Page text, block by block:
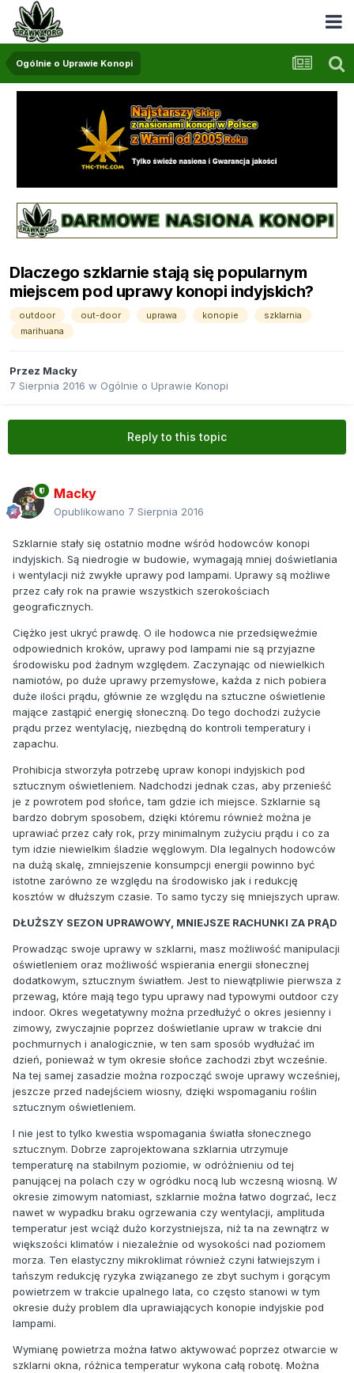
Ogólnie o Uprawie Konopi
Dlaczego szklarnie stają się popularnym
miejscem pod uprawy konopi indyjskich?
outdoor out-door uprawa konopie
szklarnia
marihuana
Przez Macky
7 Sierpnia 2016 w Ogólnie o Uprawie Konopi
Reply to this topic
Macky
Opublikowano 7 Sierpnia 2016
Szklarnie stały się ostatnio modne wśród hodowców konopi
indyjskich. Są niedrogie w budowie, wymagają mniej doświetlania
i wentylacji niż zwykłe uprawy pod lampami. Uprawy są możliwe
przez cały rok na prawie wszystkich szerokościach
geograficznych.
Ciężko jest ukryć prawdę. O ile hodowca nie przedsięweźmie
odpowiednich kroków, uprawy pod lampami nie są przyjazne
środowisku pod żadnym względem. Zaczynając od niewielkich
namiotów, po duże uprawy przemysłowe, każda z nich pobiera
duże ilości prądu, głównie ze względu na sztuczne oświetlenie
mające zastąpić energię słoneczną. Do tego dochodzi zużycie
prądu przez wentylację, niezbędną do kontroli temperatury i
zapachu.
Prohibicja stworzyła potrzebę upraw konopi indyjskich pod
sztucznym oświetleniem. Nadchodzi jednak czas, aby przenieść
je z powrotem pod słońce, tam gdzie ich miejsce. Szklarnie są
bardzo dobrym sposobem, dzięki któremu również można je
uprawiać przez cały rok, przy minimalnym zużyciu prądu i co za
tym idzie niewielkim śladzie węglowym. Dla legalnych hodowców
na dużą skalę, zmniejszenie konsumpcji energii powinno być
istotne zarówno ze względu na środowisko jak i redukcję
kosztów w dłuższym czasie. To samo tyczy się mniejszych upraw.
DŁUŻSZY SEZON UPRAWOWY, MNIEJSZE RACHUNKI ZA PRĄD
Prowadząc swoje uprawy w szklarni, masz możliwość manipulacji
oświetleniem oraz możliwość wspierania energii słonecznej
dodatkowym, sztucznym światłem. Jest to niewątpliwie pierwsza z
przewag, które mają tego typu uprawy nad typowymi outdoor czy
indoor. Okres wegetatywny można przedłużyć o okres jesienny i
zimowy, zwyczajnie poprzez doświetlanie upraw w trakcie dni
pochmurnych i analogicznie, w ten sam sposób wydłużać im
dzień, ponieważ w tym okresie słońce zachodzi zbyt wcześnie.
Na tej samej zasadzie można rozpocząć swoje uprawy wcześniej,
jeszcze przed nadejściem wiosny, dzięki wspomaganiu roślin
sztucznym oświetleniem.
I nie jest to tylko kwestia wspomagania światła słonecznego
sztucznym. Dobrze zaprojektowana szklarnia utrzymuje
temperaturę na stabilnym poziomie, w odróżnieniu od tej
panującej na polach czy w ogródku nocą lub wczesną wiosną. W
okresie zimowym natomiast, szklarnie można łatwo dogrzać, lecz
nawet w wypadku braku ogrzewania czy wentylacji, amplituda
temperatur jest wciąż dużo korzystniejsza, niż ta na zewnątrz w
większości klimatów i niezależnie od wysokości nad poziomem
morza. Ten elastyczny mikroklimat również czyni łatwiejszym i
tańszym redukcję ryzyka związanego ze zbyt suchym i gorącym
powietrzem w trakcie upalnego lata, co często stanowi w tym
okresie duży problem dla uprawiających konopie indyjskie pod
lampami.
Wymianę powietrza można łatwo aktywować poprzez otwarcie w
szklarni okna, różnica temperatur wykona całą robotę. Można